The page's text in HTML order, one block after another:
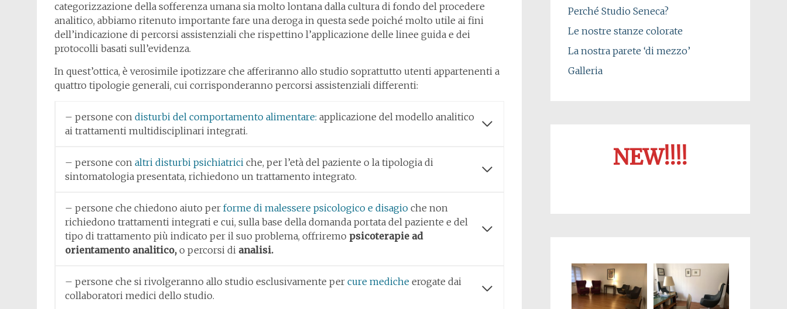
categorizzazione della sofferenza umana sia molto lontana dalla cultura di fondo del procedere
analitico, abbiamo ritenuto importante fare una deroga in questa sede poiché molto utile ai fini
dell’indicazione di percorsi assistenziali che rispettino l’applicazione delle linee guida e dei
protocolli basati sull’evidenza.
In quest’ottica, è verosimile ipotizzare che afferiranno allo studio soprattutto utenti appartenenti a
quattro tipologie generali, cui corrisponderanno percorsi assistenziali differenti:
– persone con disturbi del comportamento alimentare: applicazione del modello analitico
ai trattamenti multidisciplinari integrati.
– persone con altri disturbi psichiatrici che, per l’età del paziente o la tipologia di
sintomatologia presentata, richiedono un trattamento integrato.
– persone che chiedono aiuto per forme di malessere psicologico e disagio che non
richiedono trattamenti integrati e cui, sulla base della domanda portata del paziente e del
tipo di trattamento più indicato per il suo problema, offriremo psicoterapie ad
orientamento analitico, o percorsi di analisi.
– persone che si rivolgeranno allo studio esclusivamente per cure mediche erogate dai
collaboratori medici dello studio.
Perché Studio Seneca?
Le nostre stanze colorate
La nostra parete ‘di mezzo’
Galleria
NEW!!!!